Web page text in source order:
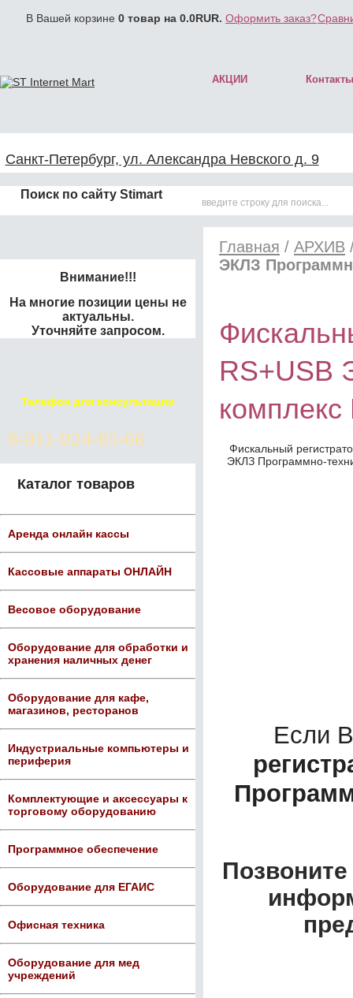
В Вашей корзине 0 товар на 0.0RUR. Оформить заказ?
АКЦИИ Контакты
Санкт-Петербург, ул. Александра Невского д. 9
Поиск по сайту Stimart
Внимание!!!
На многие позиции цены не
актуальны.
Уточняйте запросом.
Телефон для консультации
8-911-924-85-66
Каталог товаров
Аренда онлайн кассы
Кассовые аппараты ОНЛАЙН
Весовое оборудование
Оборудование для обработки и
хранения наличных денег
Оборудование для кафе,
магазинов, ресторанов
Индустриальные компьютеры и
периферия
Комплектующие и аксессуары к
торговому оборудованию
Программное обеспечение
Оборудование для ЕГАИС
Офисная техника
Оборудование для мед
учреждений
Главная / АРХИВ
ЭКЛЗ
RS+USB
Фискальный
ЭКЛЗ Программно-
Если